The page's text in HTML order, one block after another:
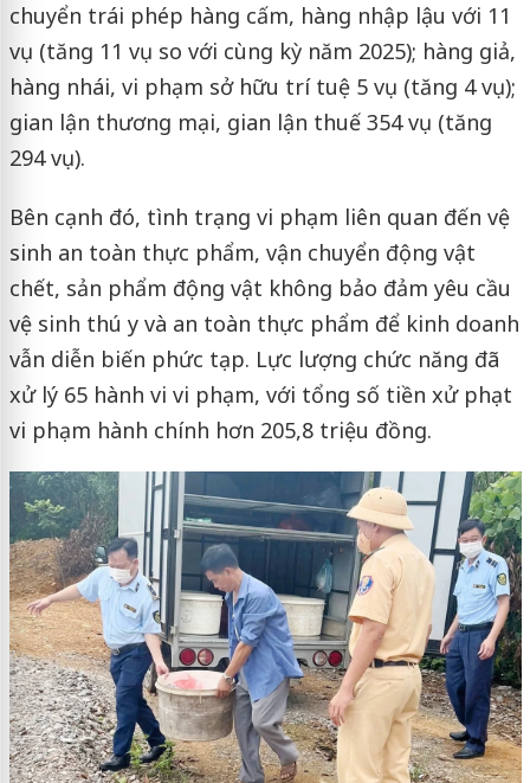
chuyển trái phép hàng cấm, hàng nhập lậu với 11
vụ (tăng 11 vụ so với cùng kỳ năm 2025); hàng giả,
hàng nhái, vi phạm sở hữu trí tuệ 5 vụ (tăng 4 vụ);
gian lận thương mại, gian lận thuế 354 vụ (tăng
294 vụ).
Bên cạnh đó, tình trạng vi phạm liên quan đến vệ
sinh an toàn thực phẩm, vận chuyển động vật
chết, sản phẩm động vật không bảo đảm yêu cầu
vệ sinh thú y và an toàn thực phẩm để kinh doanh
vẫn diễn biến phức tạp. Lực lượng chức năng đã
xử lý 65 hành vi vi phạm, với tổng số tiền xử phạt
vi phạm hành chính hơn 205,8 triệu đồng.